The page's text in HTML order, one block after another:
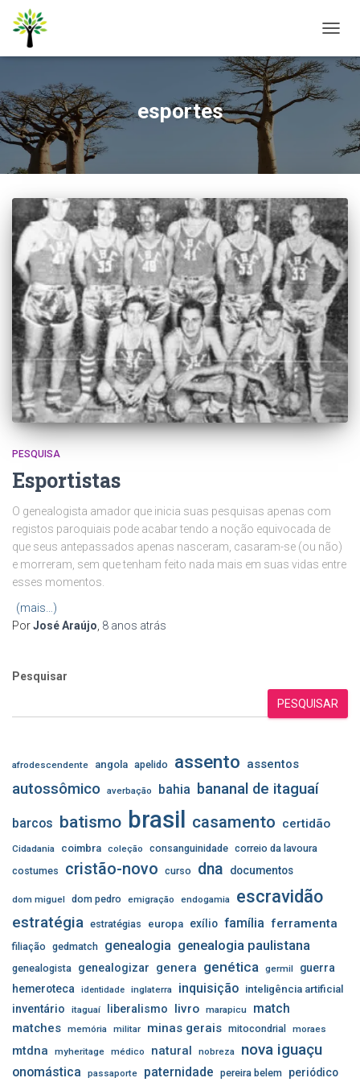
esportes
PESQUISA
Esportistas
O genealogista amador que inicia suas pesquisas apenas com
registos paroquiais pode acabar tendo a noção equivocada de
que seus antepassados apenas nasceram, casaram-se (ou não)
e morreram, sem que tenham feito nada mais em suas vidas entre
esses momentos.
(mais…)
PorJosé Araújo 8 anos atrás
Pesquisar
PESQUISAR
afrodescendente angola apelido assento assentos
autossômico averbação bahia bananal de itaguaí
barcos batismo brasil casamento certidão
Cidadania coimbra coleção consanguinidade correio da lavoura
costumes
cristão-novo curso dna documentos
dom miguel dom pedro emigração endogamia escravidão
estratégia estratégias europa exílio família ferramenta
filiação gedmatch genealogia genealogia paulistana
genealogista genealogizar genera genética germil
guerra
hemeroteca
identidade inglaterra inquisição inteligência artificial
inventário itaguaí liberalismo livro marapicu match
matches memória militar minas gerais mitocondrial moraes
mtdna myheritage médico natural nobreza nova iguaçu
onomástica passaporte paternidade pereira belem periódico